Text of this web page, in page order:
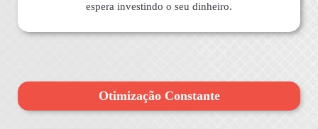
espera investindo o seu dinheiro.
Otimização Constante